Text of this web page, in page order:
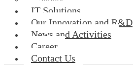
IT Solutions
Our Innovation and R&D
News and Activities
Career
Contact Us